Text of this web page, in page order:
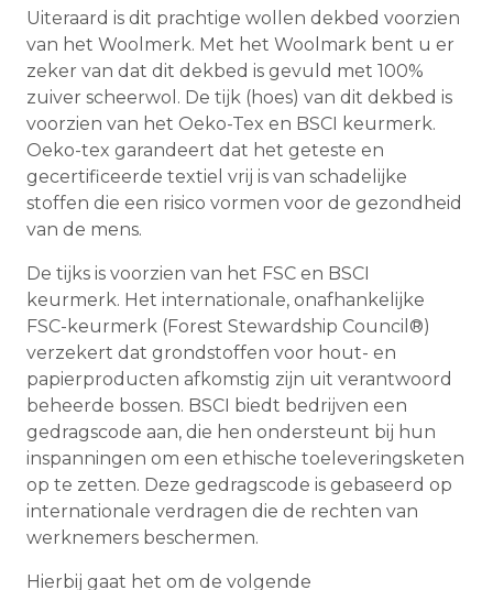
Uiteraard is dit prachtige wollen dekbed voorzien
van het Woolmerk. Met het Woolmark bent u er
zeker van dat dit dekbed is gevuld met 100%
zuiver scheerwol. De tijk (hoes) van dit dekbed is
voorzien van het Oeko-Tex en BSCI keurmerk.
Oeko-tex garandeert dat het geteste en
gecertificeerde textiel vrij is van schadelijke
stoffen die een risico vormen voor de gezondheid
van de mens.
De tijks is voorzien van het FSC en BSCI
keurmerk. Het internationale, onafhankelijke
FSC-keurmerk (Forest Stewardship Council®)
verzekert dat grondstoffen voor hout- en
papierproducten afkomstig zijn uit verantwoord
beheerde bossen. BSCI biedt bedrijven een
gedragscode aan, die hen ondersteunt bij hun
inspanningen om een ethische toeleveringsketen
op te zetten. Deze gedragscode is gebaseerd op
internationale verdragen die de rechten van
werknemers beschermen.
Hierbij gaat het om de volgende